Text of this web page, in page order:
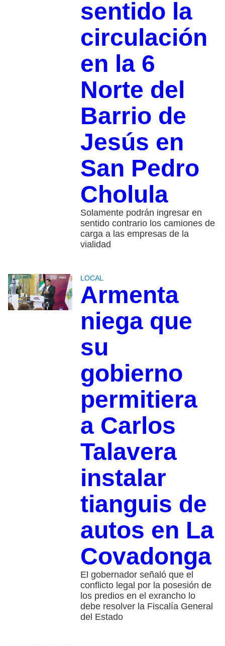
sentido la
circulación
en la 6
Norte del
Barrio de
Jesús en
San Pedro
Cholula
Solamente podrán ingresar en
sentido contrario los camiones de
carga a las empresas de la
vialidad
LOCAL
Armenta
niega que
su
gobierno
permitiera
a Carlos
Talavera
instalar
tianguis de
autos en La
Covadonga
El gobernador señaló que el
conflicto legal por la posesión de
los predios en el exrancho lo
debe resolver la Fiscalía General
del Estado